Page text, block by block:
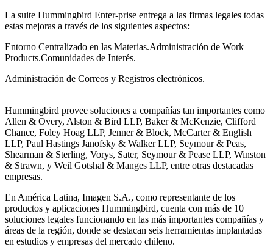
La suite Hummingbird Enter-prise entrega a las firmas legales todas
estas mejoras a través de los siguientes aspectos:
Entorno Centralizado en las Materias.Administración de Work
Products.Comunidades de Interés.
Administración de Correos y Registros electrónicos.
Hummingbird provee soluciones a compañías tan importantes como
Allen & Overy, Alston & Bird LLP, Baker & McKenzie, Clifford
Chance, Foley Hoag LLP, Jenner & Block, McCarter & English
LLP, Paul Hastings Janofsky & Walker LLP, Seymour & Peas,
Shearman & Sterling, Vorys, Sater, Seymour & Pease LLP, Winston
& Strawn, y Weil Gotshal & Manges LLP, entre otras destacadas
empresas.
En América Latina, Imagen S.A., como representante de los
productos y aplicaciones Hummingbird, cuenta con más de 10
soluciones legales funcionando en las más importantes compañías y
áreas de la región, donde se destacan seis herramientas implantadas
en estudios y empresas del mercado chileno.